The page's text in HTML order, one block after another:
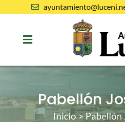
Pabellón
Inicio>Pabellón